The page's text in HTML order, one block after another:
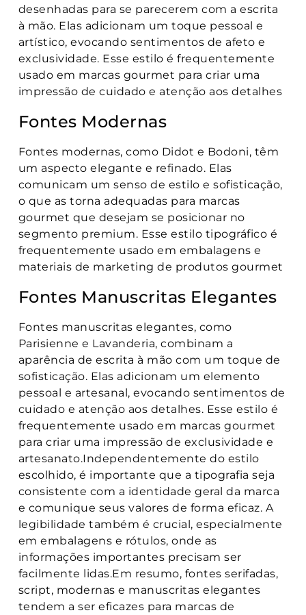
desenhadas para se parecerem com a escrita
à mão. Elas adicionam um toque pessoal e
artístico, evocando sentimentos de afeto e
exclusividade. Esse estilo é frequentemente
usado em marcas gourmet para criar uma
impressão de cuidado e atenção aos detalhes
Fontes Modernas
Fontes modernas, como Didot e Bodoni, têm
um aspecto elegante e refinado. Elas
comunicam um senso de estilo e sofisticação,
o que as torna adequadas para marcas
gourmet que desejam se posicionar no
segmento premium. Esse estilo tipográfico é
frequentemente usado em embalagens e
materiais de marketing de produtos gourmet
Fontes Manuscritas Elegantes
Fontes manuscritas elegantes, como
Parisienne e Lavanderia, combinam a
aparência de escrita à mão com um toque de
sofisticação. Elas adicionam um elemento
pessoal e artesanal, evocando sentimentos de
cuidado e atenção aos detalhes. Esse estilo é
frequentemente usado em marcas gourmet
para criar uma impressão de exclusividade e
artesanato.Independentemente do estilo
escolhido, é importante que a tipografia seja
consistente com a identidade geral da marca
e comunique seus valores de forma eficaz. A
legibilidade também é crucial, especialmente
em embalagens e rótulos, onde as
informações importantes precisam ser
facilmente lidas.Em resumo, fontes serifadas,
script, modernas e manuscritas elegantes
tendem a ser eficazes para marcas de